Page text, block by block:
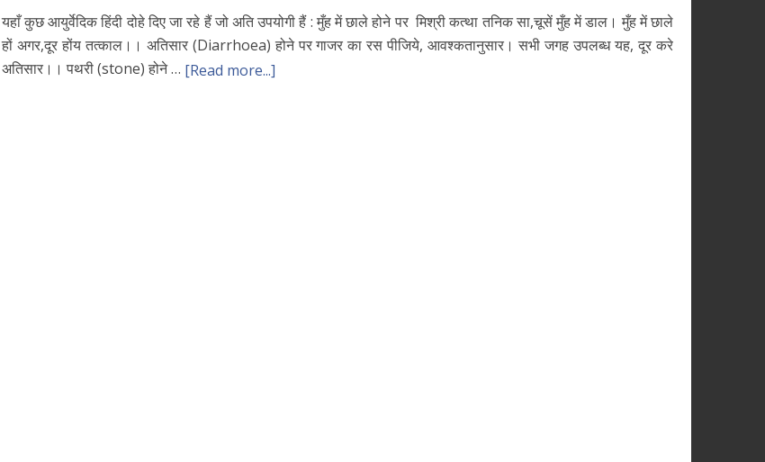
यहाँ कुछ आयुर्वेदिक हिंदी दोहे दिए जा रहे हैं जो अति उपयोगी हैं : मुँह में छाले होने पर मिश्री कत्था तनिक सा,चूसें मुँह में डाल। मुँह में छाले
हों अगर,दूर होंय तत्काल।। अतिसार (Diarrhoea) होने पर गाजर का रस पीजिये, आवश्कतानुसार। सभी जगह उपलब्ध यह, दूर करे
अतिसार।। पथरी (stone) होने … [Read more...]